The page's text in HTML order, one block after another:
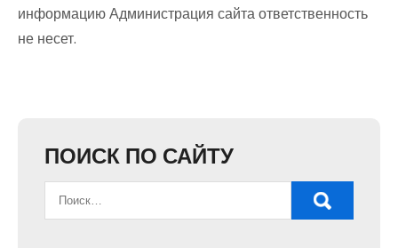
информацию Администрация сайта ответственность
не несет.
ПОИСК ПО САЙТУ